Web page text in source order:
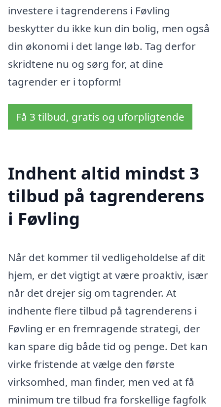
investere i tagrenderens i Føvling
beskytter du ikke kun din bolig, men også
din økonomi i det lange løb. Tag derfor
skridtene nu og sørg for, at dine
tagrender er i topform!
Få 3 tilbud, gratis og uforpligtende
Indhent altid mindst 3
tilbud på tagrenderens
i Føvling
Når det kommer til vedligeholdelse af dit
hjem, er det vigtigt at være proaktiv, især
når det drejer sig om tagrender. At
indhente flere tilbud på tagrenderens i
Føvling er en fremragende strategi, der
kan spare dig både tid og penge. Det kan
virke fristende at vælge den første
virksomhed, man finder, men ved at få
minimum tre tilbud fra forskellige fagfolk